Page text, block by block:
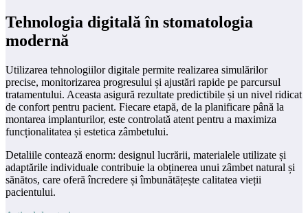
Tehnologia digitală în stomatologia
modernă
Utilizarea tehnologiilor digitale permite realizarea simulărilor
precise, monitorizarea progresului și ajustări rapide pe parcursul
tratamentului. Aceasta asigură rezultate predictibile și un nivel ridicat
de confort pentru pacient. Fiecare etapă, de la planificare până la
montarea implanturilor, este controlată atent pentru a maximiza
funcționalitatea și estetica zâmbetului.
Detaliile contează enorm: designul lucrării, materialele utilizate și
adaptările individuale contribuie la obținerea unui zâmbet natural și
sănătos, care oferă încredere și îmbunătățește calitatea vieții
pacientului.